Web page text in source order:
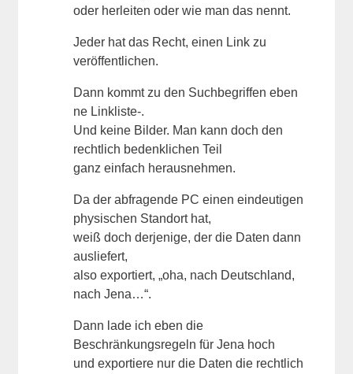
oder herleiten oder wie man das nennt.
Jeder hat das Recht, einen Link zu
veröffentlichen.
Dann kommt zu den Suchbegriffen eben
ne Linkliste-.
Und keine Bilder. Man kann doch den
rechtlich bedenklichen Teil
ganz einfach herausnehmen.
Da der abfragende PC einen eindeutigen
physischen Standort hat,
weiß doch derjenige, der die Daten dann
ausliefert,
also exportiert, „oha, nach Deutschland,
nach Jena…“.
Dann lade ich eben die
Beschränkungsregeln für Jena hoch
und exportiere nur die Daten die rechtlich